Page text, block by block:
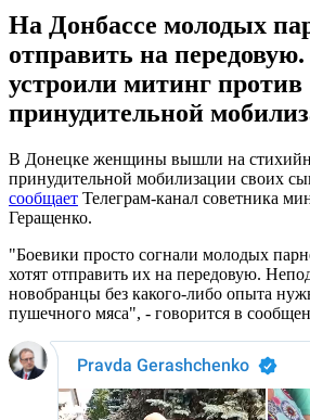
На Донбассе молодых
отправить на
устроили митинг против
принудительной
В Донецке женщины вышли на
принудительной мобилизации своих
сообщает Телеграм-канал советника
Геращенко.
"Боевики просто согнали молодых
хотят отправить их на передовую.
новобранцы без какого-либо опыта
пушечного мяса", - говорится в